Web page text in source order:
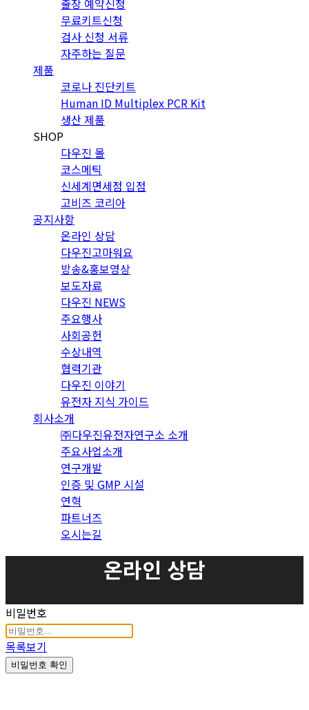
출장 예약신청
무료키트신청
검사 신청 서류
자주하는 질문
제품
코로나 진단키트
Human ID Multiplex PCR Kit
생산 제품
SHOP
다우진 몰
코스메틱
신세계면세점 입점
고비즈 코리아
공지사항
온라인 상담
다우진고마워요
방송&홍보영상
보도자료
다우진 NEWS
주요행사
사회공헌
수상내역
협력기관
다우진 이야기
유전자 지식 가이드
회사소개
㈜다우진유전자연구소 소개
주요사업소개
연구개발
인증 및 GMP 시설
연혁
파트너즈
오시는길
온라인 상담
비밀번호
목록보기
비밀번호 확인